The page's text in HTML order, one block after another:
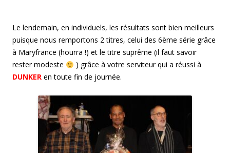
Le lendemain, en individuels, les résultats sont bien meilleurs
puisque nous remportons 2 titres, celui des 6ème série grâce
à Maryfrance (hourra !) et le titre suprême (il faut savoir
rester modeste
) grâce à votre serviteur qui a réussi à
DUNKER en toute fin de journée.